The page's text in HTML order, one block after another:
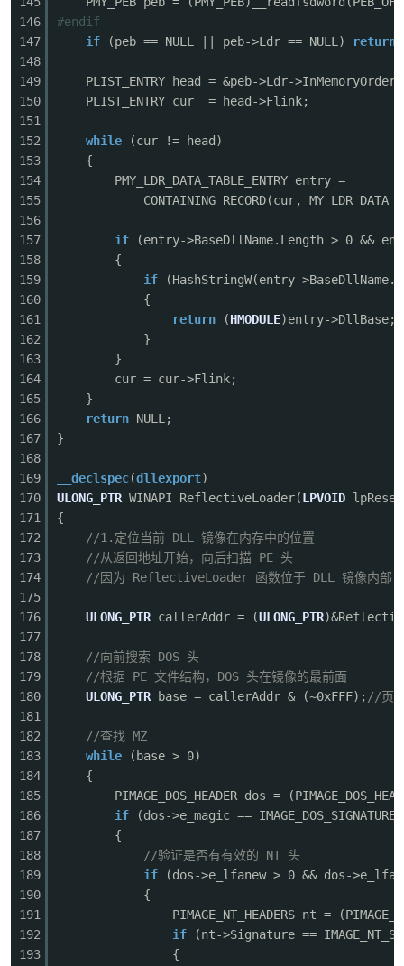
146
147
148
149
150
151
152
153
154
155
156
157
158
159
160
161
162
163
164
165
166
167
168
169
170
171
172
173
174
175
176
177
178
179
180
181
182
183
184
185
186
187
188
189
190
191
192
193
#endif
if
(peb == NULL || peb->Ldr == NULL) return
PLIST_ENTRY head = &peb->Ldr-
PLIST_ENTRY cur = head->Flink;
while
(cur != head)
{
PMY_LDR_DATA_TABLE_ENTRY entry =
CONTAINING_RECORD(cur,
if
(entry->BaseDllName.Length > 0 &&
{
if
(HashStringW(entry-
{
return
(HMODULE)entry->DllBase;
}
}
cur = cur->Flink;
}
return NULL;
}
__declspec(dllexport)
ULONG_PTR WINAPI ReflectiveLoader(LPVOID
{
//1.定位当前 DLL 镜像在内存中的位置
//从返回地址开始，向后扫描 PE 头
//因为 ReflectiveLoader 函数位于 DLL 镜像内部
ULONG_PTR callerAddr = (ULONG_PTR
//向前搜索 DOS 头
//根据 PE 文件结构，DOS 头在镜像的最前面
ULONG_PTR
base = callerAddr & (~0xFFF); //页
//查找 MZ
while
(base > 0)
{
PIMAGE_DOS_HEADER dos =
if
(dos->e_magic == IMAGE_DOS_SIGNATURE)
{
//验证是否有有效的 NT 头
if
(dos->e_lfanew > 0 && dos-
{
PIMAGE_NT_HEADERS nt =
if
(nt->Signature ==
{